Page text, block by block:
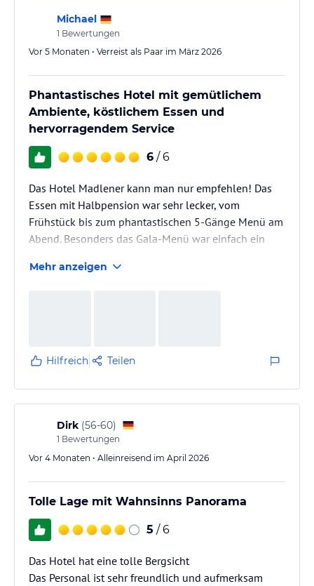
Michael
1 Bewertungen
Vor 5 Monaten • Verreist als Paar im März 2026
Phantastisches Hotel mit gemütlichem
Ambiente, köstlichem Essen und
hervorragendem Service
6 / 6
Das Hotel Madlener kann man nur empfehlen! Das
Essen mit Halbpension war sehr lecker, vom
Frühstück bis zum phantastischen 5-Gänge Menü am
Abend. Besonders das Gala-Menü war einfach ein
sehr gemütlich – man fühlt sich sofort wohl.
Mehr anzeigen
Hilfreich Teilen
Dirk (56-60)
1 Bewertungen
Vor 4 Monaten • Alleinreisend im April 2026
Tolle Lage mit Wahnsinns Panorama
5 / 6
Das Hotel hat eine tolle Bergsicht
Das Personal ist sehr freundlich und aufmerksam